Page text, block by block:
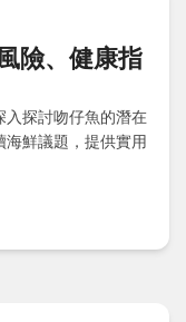
險、健康指
入探討吻仔魚的潛在
海鮮議題，提供實用